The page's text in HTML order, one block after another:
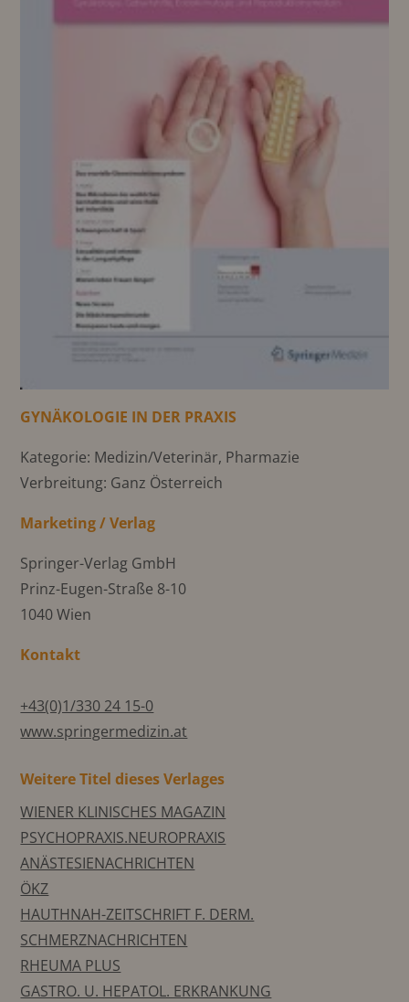
GYNÄKOLOGIE IN DER PRAXIS
Kategorie: Medizin/Veterinär, Pharmazie
Verbreitung: Ganz Österreich
Marketing / Verlag
Springer-Verlag GmbH
Prinz-Eugen-Straße 8-10
1040 Wien
Kontakt
+43(0)1/330 24 15-0
www.springermedizin.at
Weitere Titel dieses Verlages
WIENER KLINISCHES MAGAZIN
PSYCHOPRAXIS.NEUROPRAXIS
ANÄSTESIENACHRICHTEN
ÖKZ
HAUTHNAH-ZEITSCHRIFT F. DERM.
SCHMERZNACHRICHTEN
RHEUMA PLUS
GASTRO. U. HEPATOL. ERKRANKUNG